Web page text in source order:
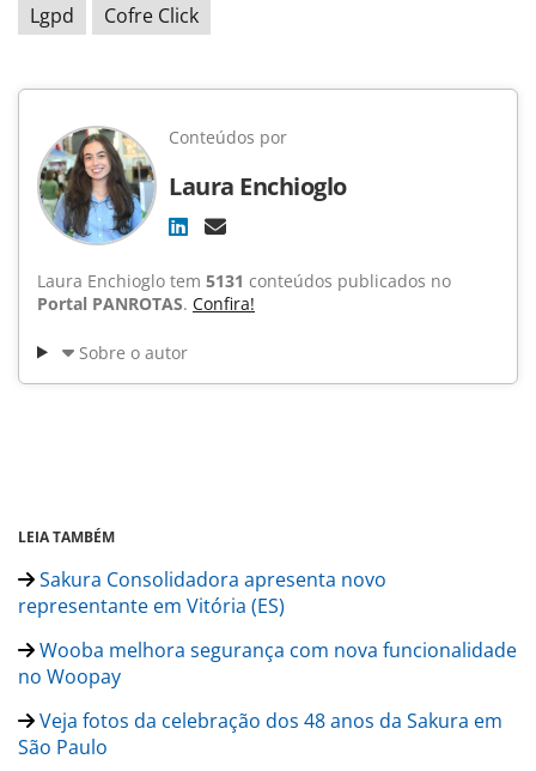
Lgpd Cofre Click
Conteúdos por
Laura Enchioglo
Laura Enchioglo tem 5131 conteúdos publicados no
Portal PANROTAS. Confira!
Sobre o autor
LEIA TAMBÉM
Sakura Consolidadora apresenta novo
representante em Vitória (ES)
Wooba melhora segurança com nova funcionalidade
no Woopay
Veja fotos da celebração dos 48 anos da Sakura em
São Paulo